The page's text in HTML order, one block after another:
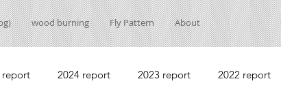
wood burning Fly Pattern About
report 2024 report 2023 report 2022 report